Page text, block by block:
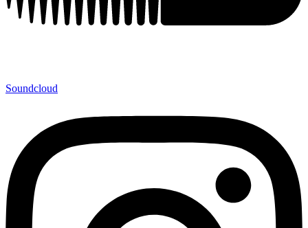
Soundcloud